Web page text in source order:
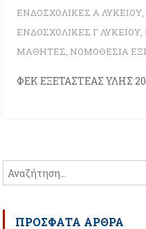
ΕΝΔΟΣΧΟΛΙΚΕΣ Α ΛΥΚΕΙΟΥ,
ΕΝΔΟΣΧΟΛΙΚΕΣ Γ ΛΥΚΕΙΟΥ,
ΜΑΘΗΤΕΣ, ΝΟΜΟΘΕΣΙΑ
ΦΕΚ ΕΞΕΤΑΣΤΕΑΣ ΥΛΗΣ
ΠΡΌΣΦΑΤΑ ΆΡΘΡΑ